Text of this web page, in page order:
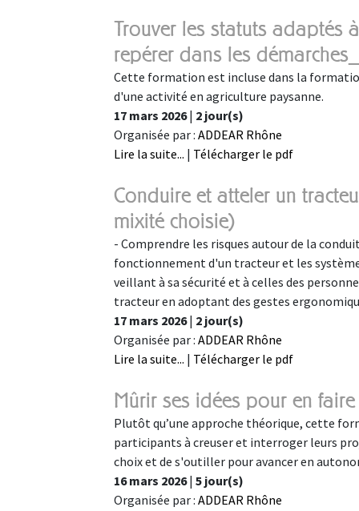
Trouver les statuts adaptés
repérer dans les
Cette formation est incluse dans la
d'une activité en agriculture paysanne.
17 mars 2026| 2 jour(s)
Organisée par : ADDEAR Rhône
Lire la suite... | Télécharger le pdf
Conduire et atteler un
mixité choisie)
- Comprendre les risques autour de la
fonctionnement d'un tracteur et les
veillant à sa sécurité et à celles des
tracteur en adoptant des gestes
17 mars 2026| 2 jour(s)
Organisée par : ADDEAR Rhône
Lire la suite... | Télécharger le pdf
Mûrir ses idées pour en
Plutôt qu’une approche théorique, cette
participants à creuser et interroger leurs
choix et de s'outiller pour avancer en
16 mars 2026| 5 jour(s)
Organisée par : ADDEAR Rhône